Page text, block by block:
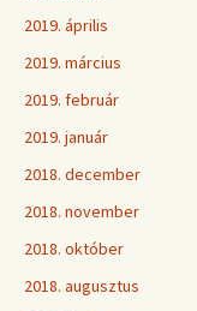
2019. április
2019. március
2019. február
2019. január
2018. december
2018. november
2018. október
2018. augusztus